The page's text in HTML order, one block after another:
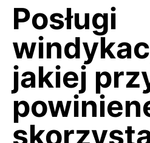
Posługi
jakiej